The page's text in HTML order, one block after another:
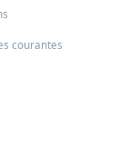
courantes